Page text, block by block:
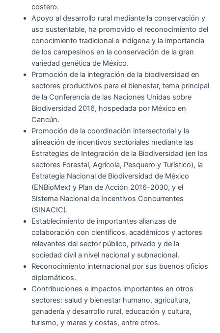
costero.
Apoyo al desarrollo rural mediante la conservación y
uso sustentable, ha promovido el reconocimiento del
conocimiento tradicional e indígena y la importancia
de los campesinos en la conservación de la gran
variedad genética de México.
Promoción de la integración de la biodiversidad en
sectores productivos para el bienestar, tema principal
de la Conferencia de las Naciones Unidas sobre
Biodiversidad 2016, hospedada por México en
Cancún.
Promoción de la coordinación intersectorial y la
alineación de incentivos sectoriales mediante las
Estrategias de Integración de la Biodiversidad (en los
sectores Forestal, Agrícola, Pesquero y Turístico), la
Estrategia Nacional de Biodiversidad de México
(ENBioMex) y Plan de Acción 2016-2030, y el
Sistema Nacional de Incentivos Concurrentes
(SINACIC).
Establecimiento de importantes alianzas de
colaboración con científicos, académicos y actores
relevantes del sector público, privado y de la
sociedad civil a nivel nacional y subnacional.
Reconocimiento internacional por sus buenos oficios
diplomáticos.
Contribuciones e impactos importantes en otros
sectores: salud y bienestar humano, agricultura,
ganadería y desarrollo rural, educación y cultura,
turismo, y mares y costas, entre otros.